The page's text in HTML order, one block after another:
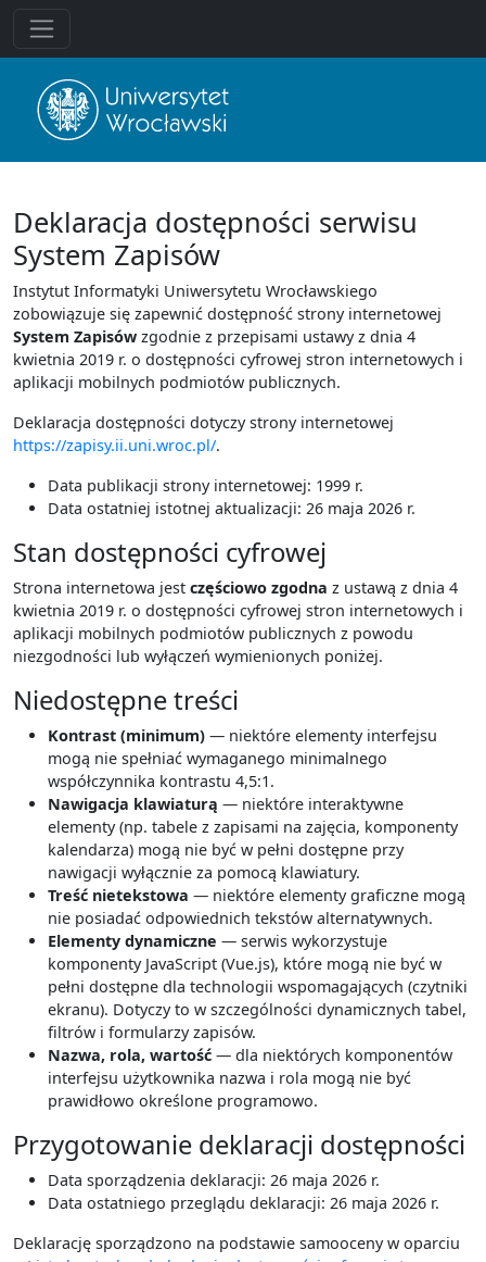
Deklaracja dostępności serwisu
System Zapisów
Instytut Informatyki Uniwersytetu Wrocławskiego
zobowiązuje się zapewnić dostępność strony internetowej
System Zapisów zgodnie z przepisami ustawy z dnia 4
kwietnia 2019 r. o dostępności cyfrowej stron internetowych i
aplikacji mobilnych podmiotów publicznych.
Deklaracja dostępności dotyczy strony internetowej
https://zapisy.ii.uni.wroc.pl/.
Data publikacji strony internetowej: 1999 r.
Data ostatniej istotnej aktualizacji: 26 maja 2026 r.
Stan dostępności cyfrowej
Strona internetowa jest częściowo zgodna z ustawą z dnia 4
kwietnia 2019 r. o dostępności cyfrowej stron internetowych i
aplikacji mobilnych podmiotów publicznych z powodu
niezgodności lub wyłączeń wymienionych poniżej.
Niedostępne treści
Kontrast (minimum) — niektóre elementy interfejsu
mogą nie spełniać wymaganego minimalnego
współczynnika kontrastu 4,5:1.
Nawigacja klawiaturą — niektóre interaktywne
elementy (np. tabele z zapisami na zajęcia, komponenty
kalendarza) mogą nie być w pełni dostępne przy
nawigacji wyłącznie za pomocą klawiatury.
Treść nietekstowa — niektóre elementy graficzne mogą
nie posiadać odpowiednich tekstów alternatywnych.
Elementy dynamiczne — serwis wykorzystuje
komponenty JavaScript (Vue.js), które mogą nie być w
pełni dostępne dla technologii wspomagających (czytniki
ekranu). Dotyczy to w szczególności dynamicznych tabel,
filtrów i formularzy zapisów.
Nazwa, rola, wartość — dla niektórych komponentów
interfejsu użytkownika nazwa i rola mogą nie być
prawidłowo określone programowo.
Przygotowanie deklaracji dostępności
Data sporządzenia deklaracji: 26 maja 2026 r.
Data ostatniego przeglądu deklaracji: 26 maja 2026 r.
Deklarację sporządzono na podstawie samooceny w oparciu